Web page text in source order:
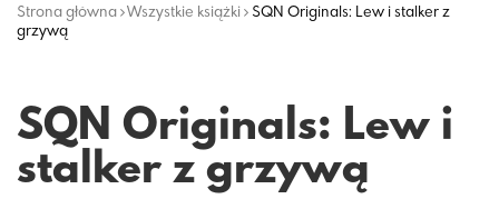
Strona główna Wszystkie książki
SQN Originals: Lew i stalker z
grzywą
SQN Originals: Lew i
stalker z grzywą